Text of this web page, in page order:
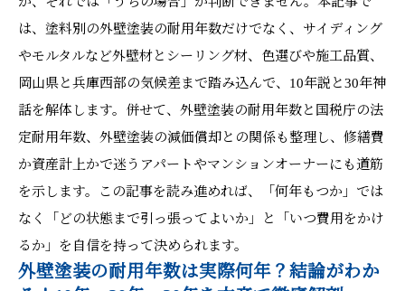
は、塗料別の外壁塗装の耐用年数だけでなく、サイディング
やモルタルなど外壁材とシーリング材、色選びや施工品質、
岡山県と兵庫西部の気候差まで踏み込んで、10年説と30年神
話を解体します。併せて、外壁塗装の耐用年数と国税庁の法
定耐用年数、外壁塗装の減価償却との関係も整理し、修繕費
か資産計上かで迷うアパートやマンションオーナーにも道筋
を示します。この記事を読み進めれば、「何年もつか」では
なく「どの状態まで引っ張ってよいか」と「いつ費用をかけ
るか」を自信を持って決められます。
外壁塗装の耐用年数は実際何年？結論がわか